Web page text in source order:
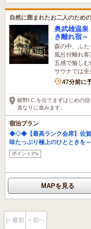
自然に囲まれたお二人のため
奥武雄温
き離れ宿～
森の中、ふ
風呂付離れ
五感で愉し
サウナでは全
47分前に
嬉野I.C.を出てまずはじめの
道なりに進みます。
宿泊プラン
◆◇◆【最高ランク会席】佐賀
味たっぷり極上のひととき
ポイント2%
MAPを見る
|< 最初 < 前へ